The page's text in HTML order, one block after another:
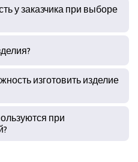
у заказчика при выборе
изготовить изделие
при